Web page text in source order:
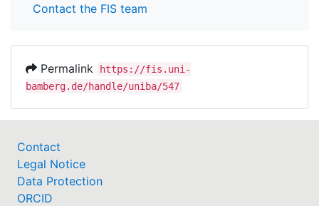
Contact the FIS team
Permalink
https://fis.uni-
bamberg.de/handle/uniba/547
Contact
Legal Notice
Data Protection
ORCID